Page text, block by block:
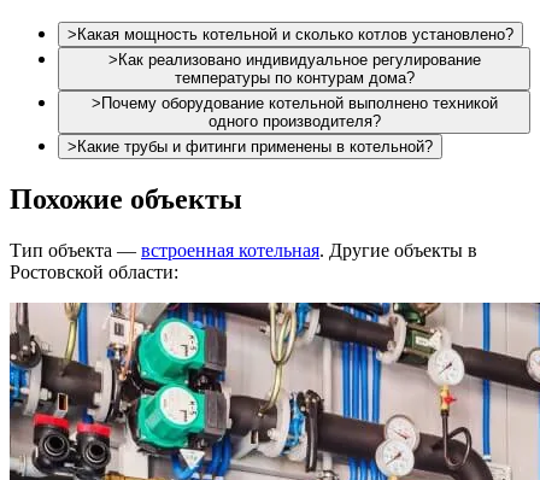
> Какая мощность котельной и сколько котлов установлено?
> Как реализовано индивидуальное регулирование
температуры по контурам дома?
> Почему оборудование котельной выполнено техникой
одного производителя?
> Какие трубы и фитинги применены в котельной?
Похожие объекты
Тип объекта — встроенная котельная. Другие объекты в
Ростовской области: